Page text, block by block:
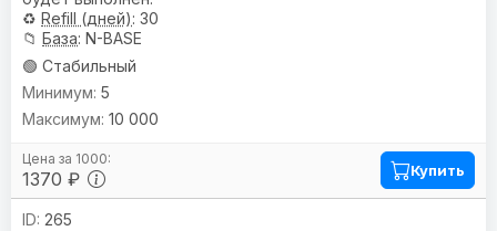
♻️ Refill (дней): 30
📁 База: N-BASE
🟢 Стабильный
1370 ₽
5
10 000
Купить
265